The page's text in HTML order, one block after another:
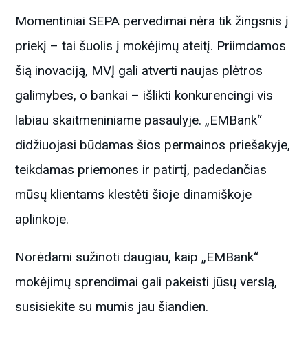
Momentiniai SEPA pervedimai nėra tik žingsnis į
priekį – tai šuolis į mokėjimų ateitį. Priimdamos
šią inovaciją, MVĮ gali atverti naujas plėtros
galimybes, o bankai – išlikti konkurencingi vis
labiau skaitmeniniame pasaulyje. „EMBank“
didžiuojasi būdamas šios permainos priešakyje,
teikdamas priemones ir patirtį, padedančias
mūsų klientams klestėti šioje dinamiškoje
aplinkoje.
Norėdami sužinoti daugiau, kaip „EMBank“
mokėjimų sprendimai gali pakeisti jūsų verslą,
susisiekite su mumis jau šiandien.